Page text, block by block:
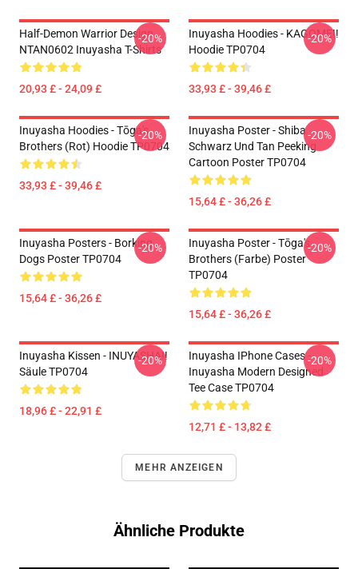
Half-Demon Warrior Design
NTAN0602 Inuyasha T-Shirts
20,93 £ - 24,09 £
-20%
Inuyasha Hoodies - KAGOME!!
Hoodie TP0704
33,93 £ - 39,46 £
-20%
Inuyasha Hoodies - Tōga's
Brothers (rot) Hoodie TP0704
33,93 £ - 39,46 £
-20%
Inuyasha Poster - Shiba
Schwarz Und Tan Peeking
Cartoon Poster TP0704
15,64 £ - 36,26 £
-20%
Inuyasha Posters - Borking
Dogs Poster TP0704
15,64 £ - 36,26 £
-20%
Inuyasha Poster - Tōga's
Brothers (Farbe) Poster
TP0704
15,64 £ - 36,26 £
-20%
Inuyasha Kissen - INUYASHA!!
Säule TP0704
18,96 £ - 22,91 £
-20%
Inuyasha IPhone Cases -
Inuyasha Modern Designed
Tee Case TP0704
12,71 £ - 13,82 £
-20%
MEHR ANZEIGEN
Ähnliche Produkte